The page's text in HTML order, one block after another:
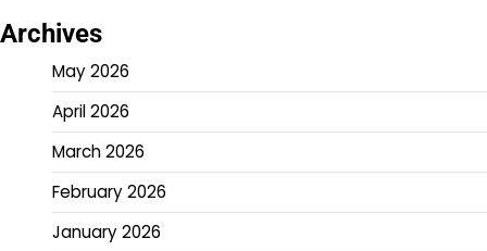
Archives
May 2026
April 2026
March 2026
February 2026
January 2026